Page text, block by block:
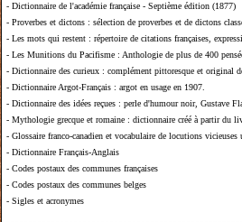
- Dictionnaire de l'académie française - Septième édition (1877)
- Proverbes et dictons : sélection de proverbes et de dictons
- Les mots qui restent : répertoire de citations françaises,
- Les Munitions du Pacifisme : Anthologie de plus de 400
- Dictionnaire des curieux : complément pittoresque et original
- Dictionnaire Argot-Français : argot en usage en 1907.
- Dictionnaire des idées reçues : perle d'humour noir, Gustave
- Mythologie grecque et romaine : dictionnaire créé à partir du
- Glossaire franco-canadien et vocabulaire de locutions vicieuses
- Dictionnaire Français-Anglais
- Codes postaux des communes françaises
- Codes postaux des communes belges
- Sigles et acronymes